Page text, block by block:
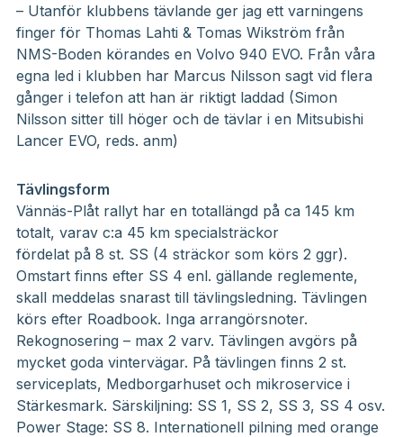
– Utanför klubbens tävlande ger jag ett varningens
finger för Thomas Lahti & Tomas Wikström från
NMS-Boden körandes en Volvo 940 EVO. Från våra
egna led i klubben har Marcus Nilsson sagt vid flera
gånger i telefon att han är riktigt laddad (Simon
Nilsson sitter till höger och de tävlar i en Mitsubishi
Lancer EVO, reds. anm)
Tävlingsform
Vännäs-Plåt rallyt har en totallängd på ca 145 km
totalt, varav c:a 45 km specialsträckor
fördelat på 8 st. SS (4 sträckor som körs 2 ggr).
Omstart finns efter SS 4 enl. gällande reglemente,
skall meddelas snarast till tävlingsledning. Tävlingen
körs efter Roadbook. Inga arrangörsnoter.
Rekognosering – max 2 varv. Tävlingen avgörs på
mycket goda vintervägar. På tävlingen finns 2 st.
serviceplats, Medborgarhuset och mikroservice i
Stärkesmark. Särskiljning: SS 1, SS 2, SS 3, SS 4 osv.
Power Stage: SS 8. Internationell pilning med orange